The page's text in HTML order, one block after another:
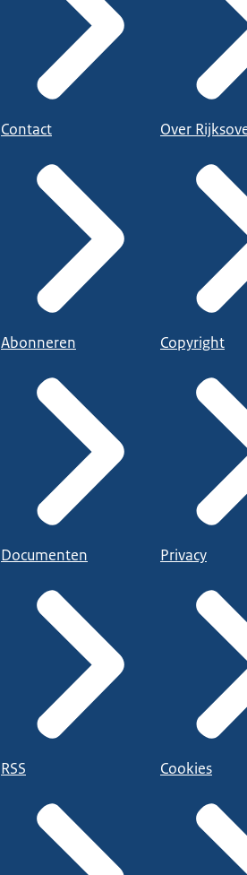
Contact
Abonneren
Documenten
RSS
Over
Copyright
Privacy
Cookies